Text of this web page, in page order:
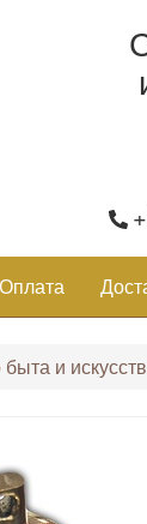
Оплата
и